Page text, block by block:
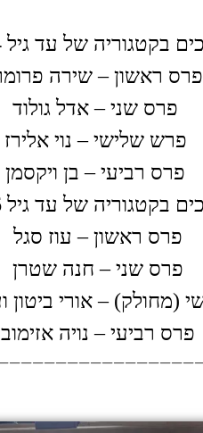
בקטגוריה של עד גיל 14:
פרס ראשון – שירה
פרס שני – אדל גולוד
פרש שלישי – נוי אלירז
פרס רביעי – בן ויקסמן
בקטגוריה של עד גיל 16:
פרס ראשון – עוז סגל
פרס שני – חנה שטרן
(מחולק) – אורי ביטון
פרס רביעי – נויה אזימוב